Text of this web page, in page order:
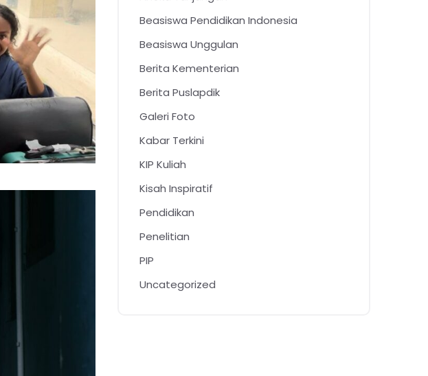
Beasiswa Pendidikan Indonesia
Beasiswa Unggulan
Berita Kementerian
Berita Puslapdik
Galeri Foto
Kabar Terkini
KIP Kuliah
Kisah Inspiratif
Pendidikan
Penelitian
PIP
Uncategorized